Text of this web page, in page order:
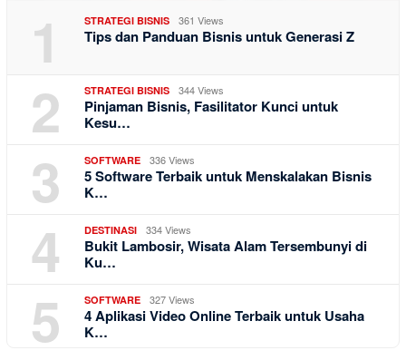
1 STRATEGI BISNIS 361 Views
Tips dan Panduan Bisnis untuk Generasi Z
2 STRATEGI BISNIS 344 Views
Pinjaman Bisnis, Fasilitator Kunci untuk
Kesu…
3 SOFTWARE 336 Views
5 Software Terbaik untuk Menskalakan Bisnis
K…
4 DESTINASI 334 Views
Bukit Lambosir, Wisata Alam Tersembunyi di
Ku…
5 SOFTWARE 327 Views
4 Aplikasi Video Online Terbaik untuk Usaha
K…